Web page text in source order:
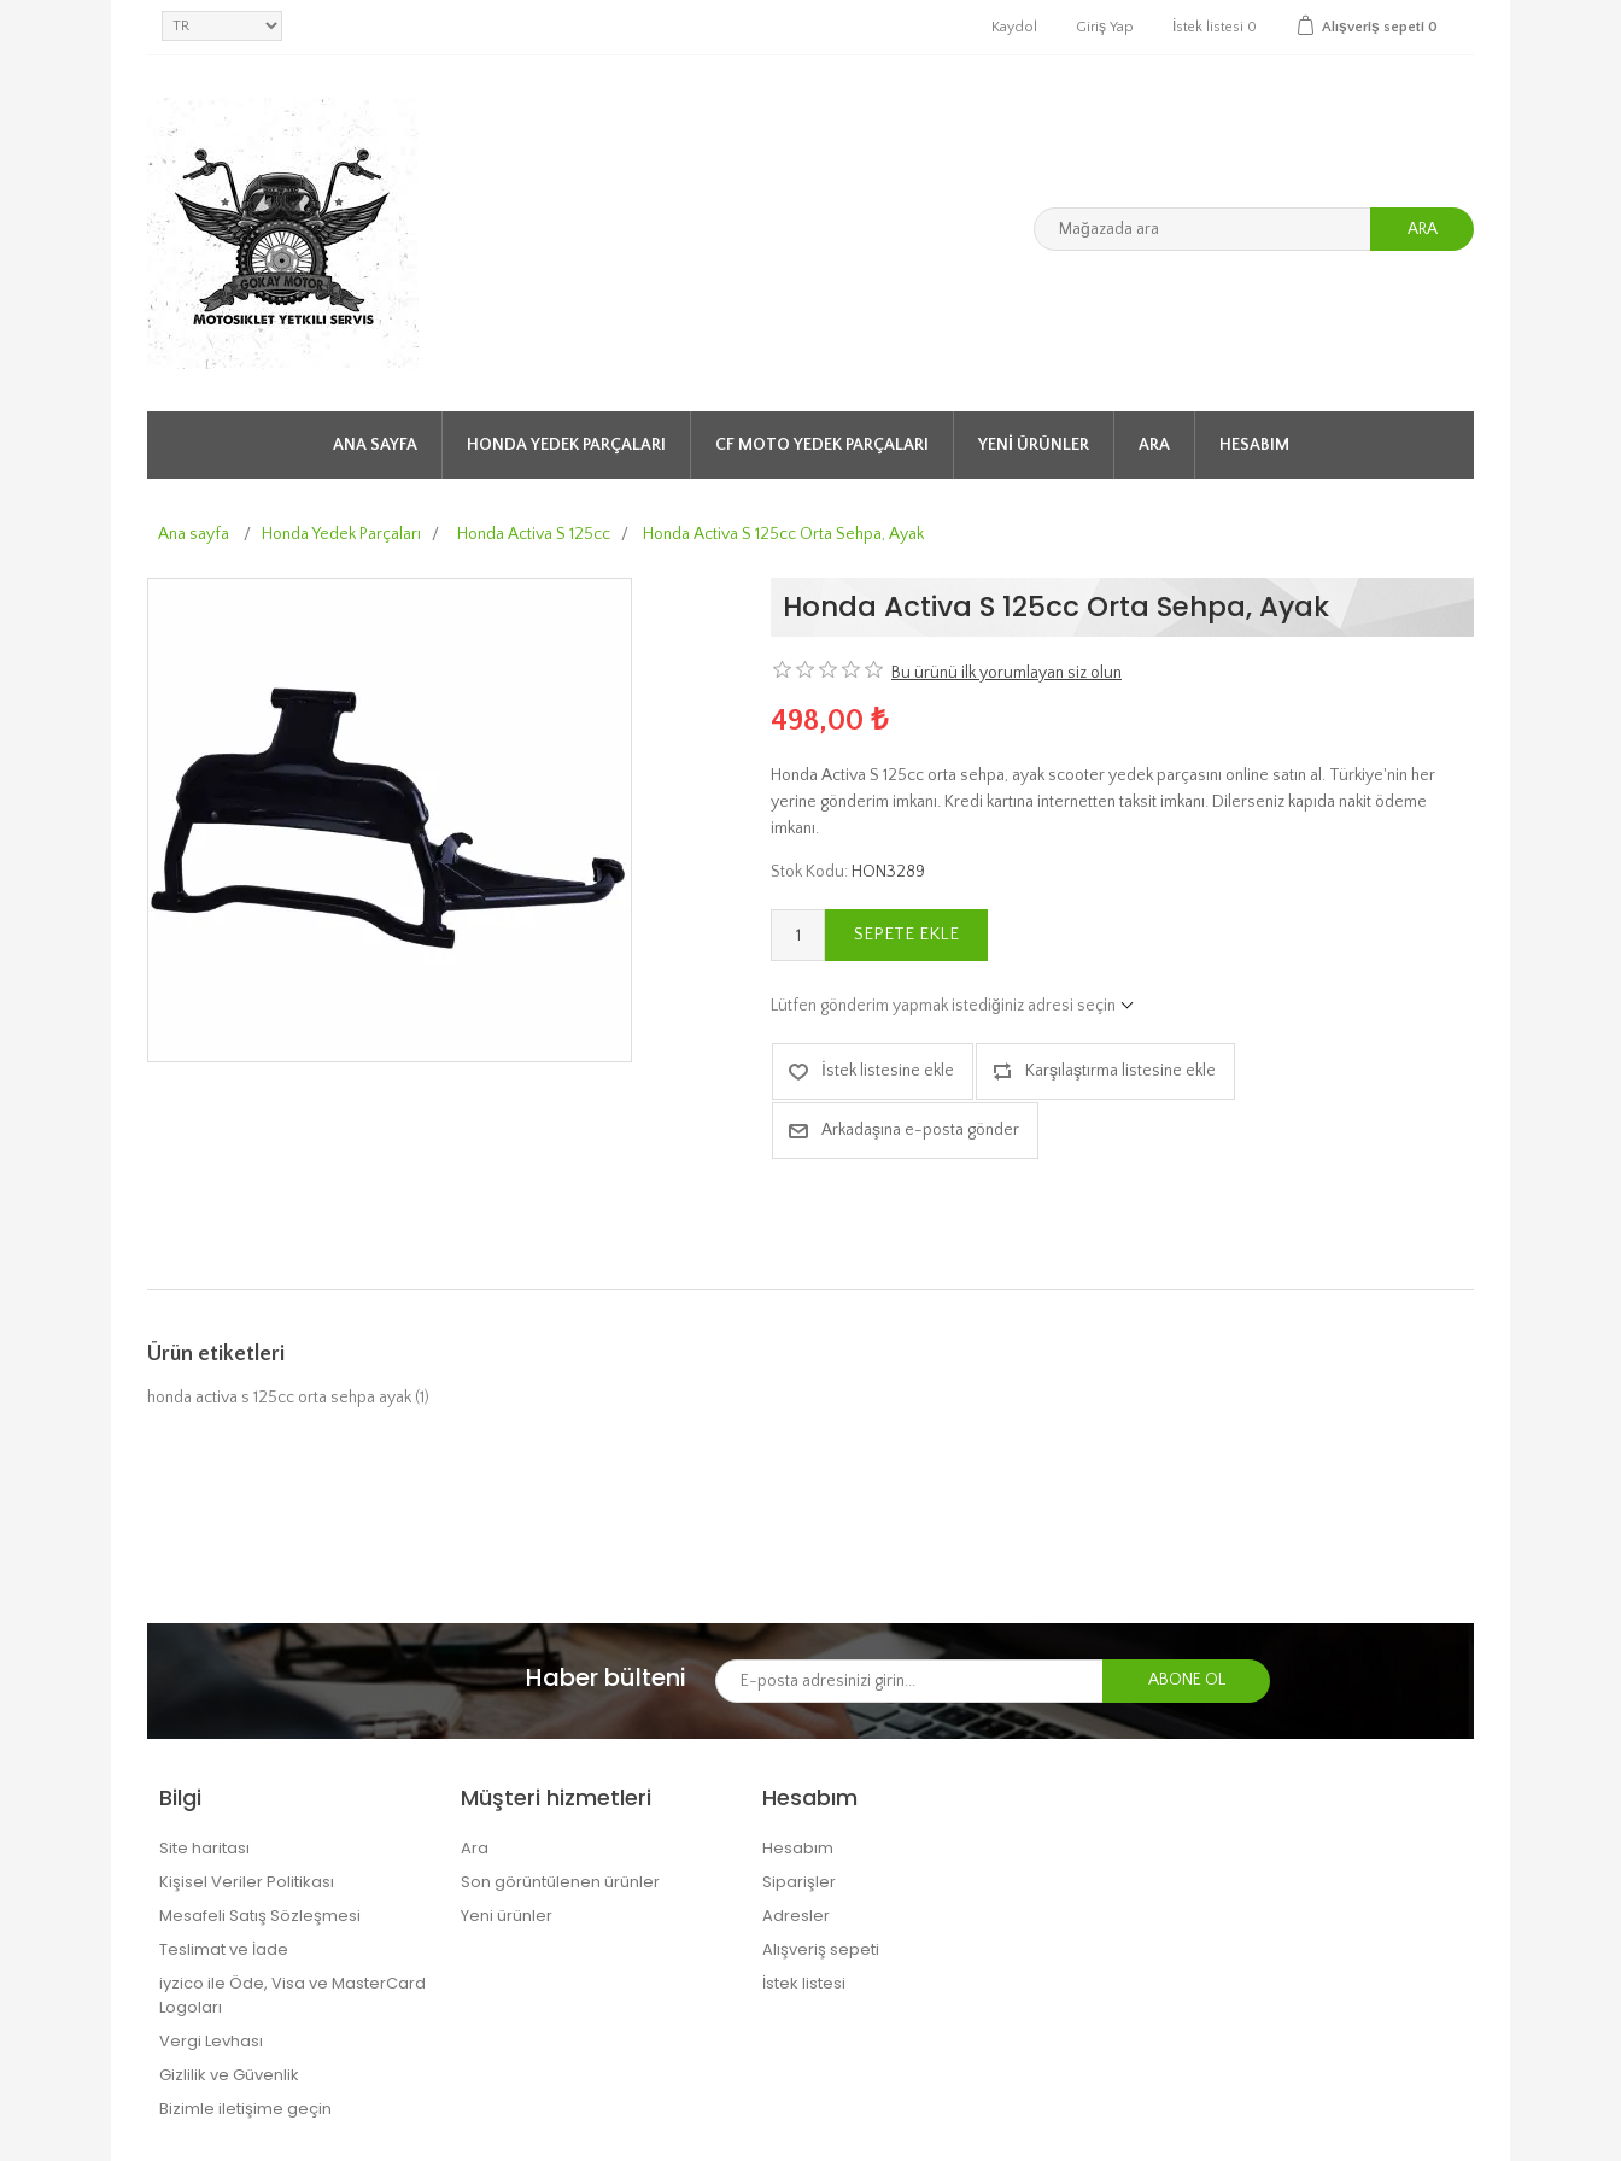
Kaydol Giriş Yap İstek listesi 0 Alışveriş sepeti 0
ARA
ANA SAYFA HONDA YEDEK PARÇALARI CF MOTO YEDEK PARÇALARI YENI ÜRÜNLER ARA HESABIM
Ana sayfa / Honda Yedek Parçaları / Honda Activa S 125cc / Honda Activa S 125cc Orta Sehpa, Ayak
Honda Activa S 125cc Orta Sehpa, Ayak
Bu ürünü ilk yorumlayan siz olun
498,00 ₺
Honda Activa S 125cc orta sehpa, ayak scooter yedek parçasını online satın al. Türkiye'nin her
yerine gönderim imkanı. Kredi kartına internetten taksit imkanı. Dilerseniz kapıda nakit ödeme
imkanı.
Stok Kodu: HON3289
SEPETE EKLE
Lütfen gönderim yapmak istediğiniz adresi seçin
İstek listesine ekle Karşılaştırma listesine ekle
Arkadaşına e-posta gönder
Ürün etiketleri
honda activa s 125cc orta sehpa ayak (1)
Haber bülteni
Bilgi
Site haritası
Kişisel Veriler Politikası
Mesafeli Satış Sözleşmesi
Teslimat ve İade
iyzico ile Öde, Visa ve MasterCard
Logoları
Vergi Levhası
Gizlilik ve Güvenlik
Bizimle iletişime geçin
Müşteri hizmetleri
Ara
Son görüntülenen ürünler
Yeni ürünler
Hesabım
Hesabım
Siparişler
Adresler
Alışveriş sepeti
İstek listesi